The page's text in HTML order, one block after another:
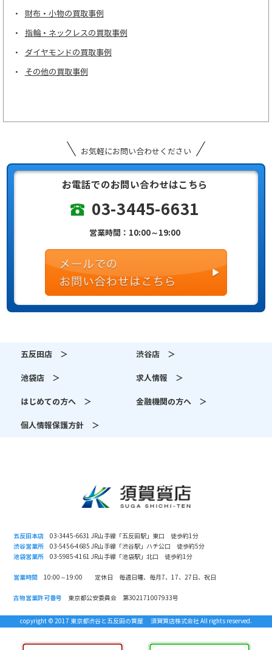
財布・小物の買取事例
指輪・ネックレスの買取事例
ダイヤモンドの買取事例
その他の買取事例
お気軽にお問い合わせください
お電話でのお問い合わせはこちら
03-3445-6631
営業時間：10:00～19:00
五反田店 ＞ 渋谷店 ＞
池袋店 ＞ 求人情報 ＞
はじめての方へ ＞ 金融機関の方へ ＞
個人情報保護方針 ＞
五反田本店 03-3445-6631 JR山手線「五反田駅」東口 徒歩約1分
渋谷営業所 03-5456-4685 JR山手線「渋谷駅」ハチ公口 徒歩約5分
池袋営業所 03-5985-4161 JR山手線「池袋駅」北口 徒歩約1分
営業時間 10:00～19:00 定休日 毎週日曜、毎月7、17、27日、祝日
古物営業許可番号 東京都公安委員会 第302171007933号
copyright © 2017 東京都渋谷と五反田の質屋 須賀質店株式会社 All rights reserved.